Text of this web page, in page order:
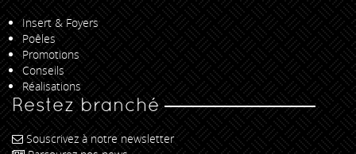
Insert & Foyers
Poêles
Promotions
Conseils
Réalisations
Restez branché
Souscrivez à notre newsletter